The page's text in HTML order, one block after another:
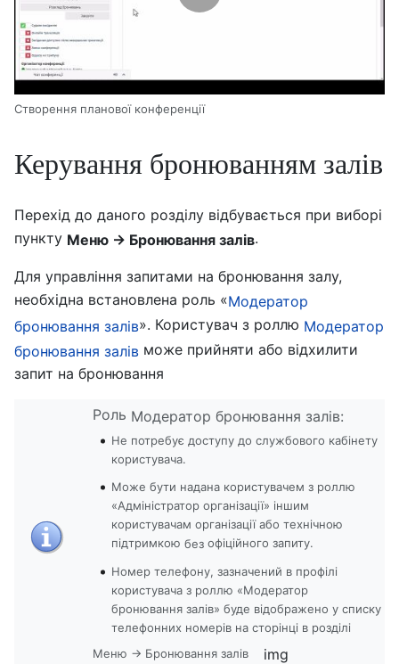
Створення планової конференції
Керування бронюванням залів
Перехід до даного розділу відбувається при виборі
пункту Меню → Бронювання залів.
Для управління запитами на бронювання залу,
необхідна встановлена роль «Модератор
бронювання залів». Користувач з роллю Модератор
бронювання залів може прийняти або відхилити
запит на бронювання
Роль Модератор бронювання залів:
Не потребує доступу до службового кабінету
користувача.
Може бути надана користувачем з роллю
«Адміністратор організації» іншим
користувачам організації або технічною
підтримкою безофіційного запиту.
Номер телефону, зазначений в профілі
користувача з роллю «Модератор
бронювання залів» буде відображено у списку
телефонних номерів на сторінці в розділі
Меню → Бронювання залів
img